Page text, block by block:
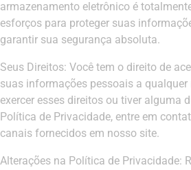
armazenamento eletrônico é
esforços para proteger suas
garantir sua segurança absoluta.
Seus Direitos: Você tem o direito de
suas informações pessoais a qualquer
exercer esses direitos ou tiver alguma
Política de Privacidade, entre em
canais fornecidos em nosso site.
Alterações na Política de Privacidade: